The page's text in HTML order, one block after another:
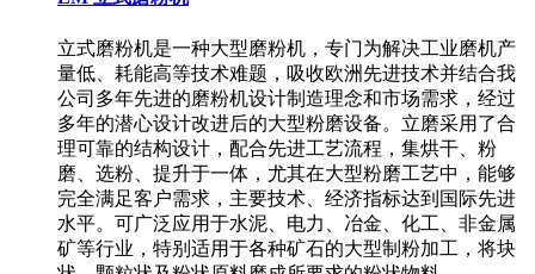
立式磨粉机是一种大型磨粉机，专门为解决工业磨机产
量低、耗能高等技术难题，吸收欧洲先进技术并结合我
公司多年先进的磨粉机设计制造理念和市场需求，经过
多年的潜心设计改进后的大型粉磨设备。立磨采用了合
理可靠的结构设计，配合先进工艺流程，集烘干、粉
磨、选粉、提升于一体，尤其在大型粉磨工艺中，能够
完全满足客户需求，主要技术、经济指标达到国际先进
水平。可广泛应用于水泥、电力、冶金、化工、非金属
矿等行业，特别适用于各种矿石的大型制粉加工，将块